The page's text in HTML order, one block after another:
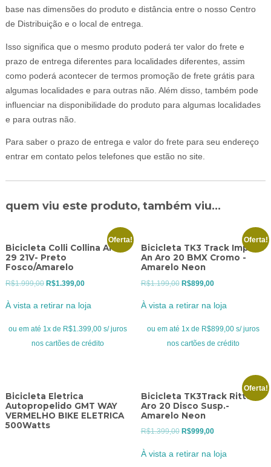
base nas dimensões do produto e distância entre o nosso Centro
de Distribuição e o local de entrega.
Isso significa que o mesmo produto poderá ter valor do frete e
prazo de entrega diferentes para localidades diferentes, assim
como poderá acontecer de termos promoção de frete grátis para
algumas localidades e para outras não. Além disso, também pode
influenciar na disponibilidade do produto para algumas localidades
e para outras não.
Para saber o prazo de entrega e valor do frete para seu endereço
entrar em contato pelos telefones que estão no site.
quem viu este produto, também viu...
Oferta!
Bicicleta Colli Collina Aro
29 21V- Preto
Fosco/Amarelo
R$1.999,00 O
era:
R$1.999,00.
R$1.399,00O
atual
é:
R$1.399,00.
À vista a retirar na loja
ou em até 1x de R$1.399,00 s/ juros
nos cartões de crédito
Oferta!
Bicicleta TK3 Track Impact
An Aro 20 BMX Cromo -
Amarelo Neon
R$1.199,00 O
era:
R$1.199,00.
R$899,00O
atual
é:
R$899,00.
À vista a retirar na loja
ou em até 1x de R$899,00 s/ juros
nos cartões de crédito
Bicicleta Eletrica
Autopropelido GMT WAY
VERMELHO BIKE ELETRICA
500Watts
Oferta!
Bicicleta TK3Track Rittual
Aro 20 Disco Susp.-
Amarelo Neon
R$1.399,00 OR$999,00O
atual
À vista a retirar na loja